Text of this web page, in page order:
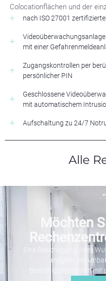
Colocationflächen und der
nach ISO 27001
mit einer
Zugangskontrollen per
persönlicher PIN
Geschlossene
mit automatischem
Aufschaltung zu 24/7
Alle
Möchten
Eine Besichtigung Ihres
möglich.
Besichtigungstermin mit